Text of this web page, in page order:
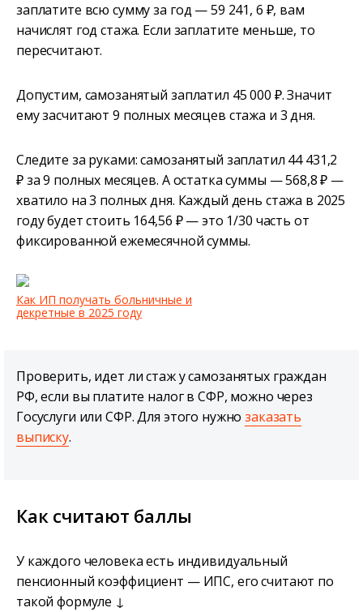
заплатите всю сумму за год — 59 241, 6 ₽, вам
начислят год стажа. Если заплатите меньше, то
пересчитают.
Допустим, самозанятый заплатил 45 000 ₽. Значит
ему засчитают 9 полных месяцев стажа и 3 дня.
Следите за руками: самозанятый заплатил 44 431,2
₽ за 9 полных месяцев. А остатка суммы — 568,8 ₽ —
хватило на 3 полных дня. Каждый день стажа в 2025
году будет стоить 164,56 ₽ — это 1/30 часть от
фиксированной ежемесячной суммы.
Как ИП получать больничные и
декретные в 2025 году
Проверить, идет ли стаж у самозанятых граждан
РФ, если вы платите налог в СФР, можно через
Госуслуги или СФР. Для этого нужнозаказать
выписку.
Как считают баллы
У каждого человека есть индивидуальный
пенсионный коэффициент — ИПС, его считают по
такой формуле ↓